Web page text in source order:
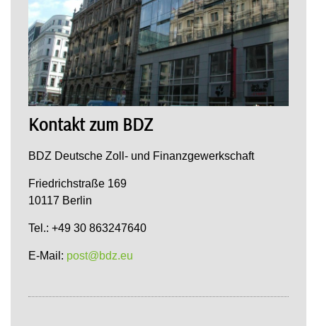
Kontakt zum BDZ
BDZ Deutsche Zoll- und Finanzgewerkschaft
Friedrichstraße 169
10117 Berlin
Tel.: +49 30 863247640
E-Mail: post@bdz.eu